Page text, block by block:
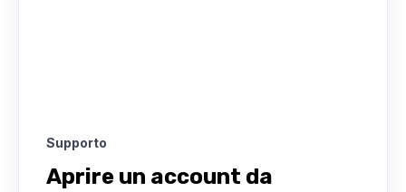
Supporto
Aprire un account da